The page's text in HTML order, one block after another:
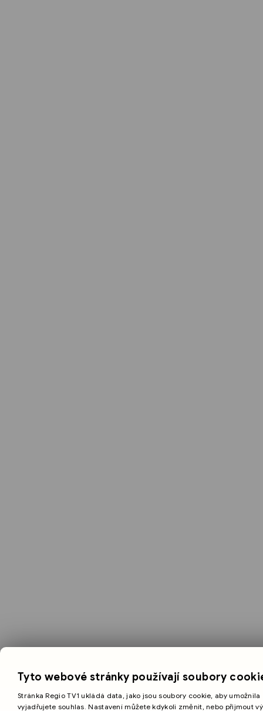
Tyto webové stránky používají soubory
Stránka Regio TV1 ukládá data, jako jsou soubory cookie, aby
vyjadřujete souhlas. Nastavení můžete kdykoli změnit, nebo přijmout